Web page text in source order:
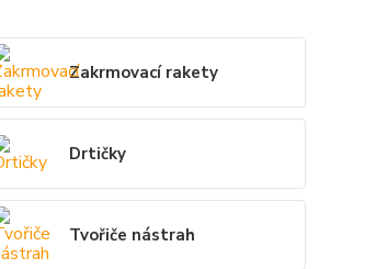
Zakrmovací rakety
Drtičky
Tvořiče nástrah